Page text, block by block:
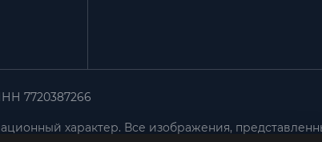
7720387266
характер. Все изображения,